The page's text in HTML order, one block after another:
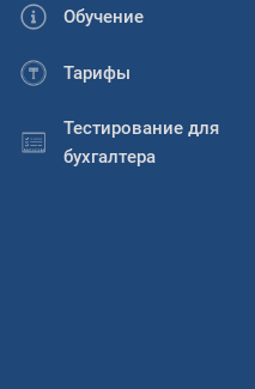
Обучение
Тарифы
Тестирование для
бухгалтера